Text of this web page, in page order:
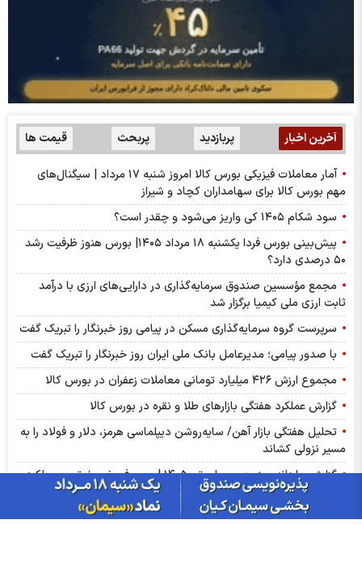
آخرین اخبار پربازدید پربحث قیمت ها
آمار معاملات فیزیکی بورس کالا امروز شنبه ۱۷ مرداد | سیگنال‌های
مهم بورس کالا برای سهامداران کچاد و شیراز
سود شکام ۱۴۰۵ کی واریز می‌شود و چقدر است؟
پیش‌بینی بورس فردا یکشنبه ۱۸ مرداد ۱۴۰۵| بورس هنوز ظرفیت رشد
۵۰ درصدی دارد؟
مجمع مؤسسین صندوق سرمایه‌گذاری در دارایی‌های ارزی با درآمد
ثابت ارزی ملی کیمیا برگزار شد
سرپرست گروه سرمایه‌گذاری مسکن در پیامی روز خبرنگار را تبریک گفت
با صدور پیامی؛ مدیرعامل بانک ملی ایران روز خبرنگار را تبریک گفت
مجموع ارزش ۴۲۶ میلیارد تومانی معاملات زعفران در بورس کالا
گزارش عملکرد هفتگی بازارهای طلا و نقره در بورس کالا
تحلیل هفتگی بازار آهن/ سایه‌روشن دیپلماسی هرمز، دلار و فولاد را به
مسیر نزولی کشاند
گزارش ماهانه صنعت سیمان تیر ۱۴۰۵ | سصوفی ضعیف‌ترین عملکرد
ماهانه، رکوردشکنی ۵ نماد
بازگشت تقاضا به بازار محصولات فولادی/ رشد معاملات در سایه